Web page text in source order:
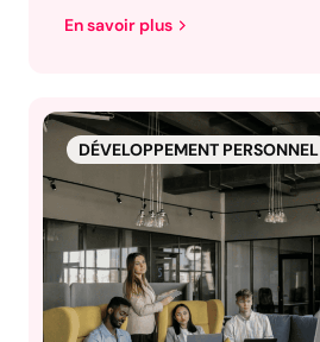
En savoir plus
DÉVELOPPEMENT PERSONNEL